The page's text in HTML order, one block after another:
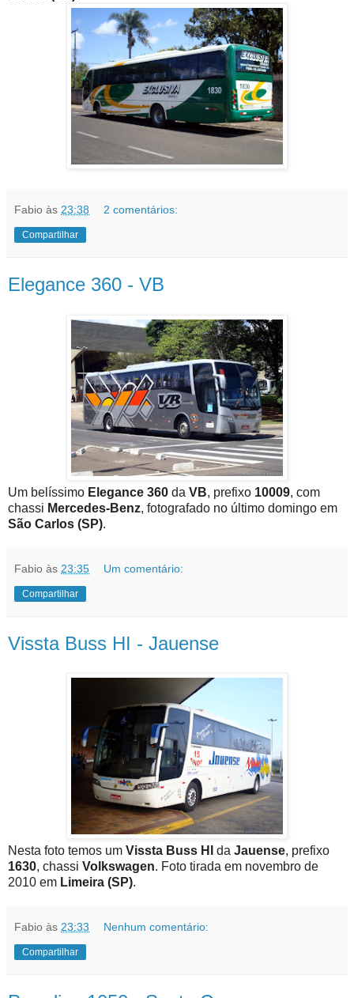
Fabio às 23:38 2 comentários:
Compartilhar
Elegance 360 - VB
Um belíssimo Elegance 360 da VB, prefixo 10009, com
chassi Mercedes-Benz, fotografado no último domingo em
São Carlos (SP).
Fabio às 23:35 Um comentário:
Compartilhar
Vissta Buss HI - Jauense
Nesta foto temos um Vissta Buss HI da Jauense, prefixo
1630, chassi Volkswagen. Foto tirada em novembro de
2010 em Limeira (SP).
Fabio às 23:33 Nenhum comentário:
Compartilhar